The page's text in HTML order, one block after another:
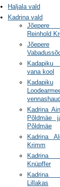
Haljala vald
Kadrina vald
Jõepere
Reinhold
Jõepere
Kadapiku
vana kool
Kadapiku
Kadrina
Põldmäe
Põldmäe
Kadrina
Krimm
Kadrina
Knüpffer
Kadrina
Lillakas